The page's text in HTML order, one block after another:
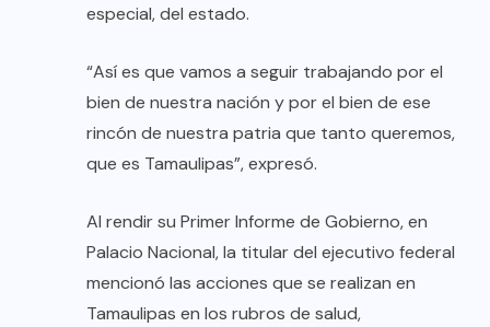
especial, del estado.
“Así es que vamos a seguir trabajando por el
bien de nuestra nación y por el bien de ese
rincón de nuestra patria que tanto queremos,
que es Tamaulipas”, expresó.
Al rendir su Primer Informe de Gobierno, en
Palacio Nacional, la titular del ejecutivo federal
mencionó las acciones que se realizan en
Tamaulipas en los rubros de salud,